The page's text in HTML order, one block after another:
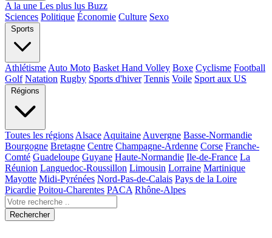
A la une Les plus lus Buzz
Sciences Politique Économie Culture Sexo
Sports
Athlétisme Auto Moto Basket Hand Volley Boxe Cyclisme Football
Golf Natation Rugby Sports d'hiver Tennis Voile Sport aux US
Régions
Toutes les régions Alsace Aquitaine Auvergne Basse-Normandie
Bourgogne Bretagne Centre Champagne-Ardenne Corse Franche-
Comté Guadeloupe Guyane Haute-Normandie Ile-de-France La
Réunion Languedoc-Roussillon Limousin Lorraine Martinique
Mayotte Midi-Pyrénées Nord-Pas-de-Calais Pays de la Loire
Picardie Poitou-Charentes PACA Rhône-Alpes
Rechercher